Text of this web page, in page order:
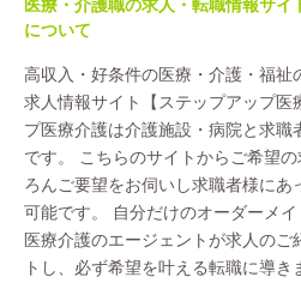
医療・介護職の求人・転職情報サ
について
高収入・好条件の医療・介護・福祉
求人情報サイト【ステップアップ医
プ医療介護は介護施設・病院と求職
です。 こちらのサイトからご希望
ろんご要望をお伺いし求職者様にあ
可能です。 自分だけのオーダーメ
医療介護のエージェントが求人の
トし、必ず希望を叶える転職に導